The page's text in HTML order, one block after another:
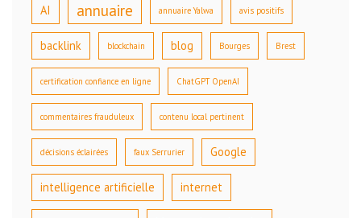
AI annuaire annuaire Yalwa avis positifs
backlink blockchain blog Bourges Brest
certification confiance en ligne ChatGPT OpenAI
commentaires frauduleux contenu local pertinent
décisions éclairées faux Serrurier Google
intelligence artificielle internet